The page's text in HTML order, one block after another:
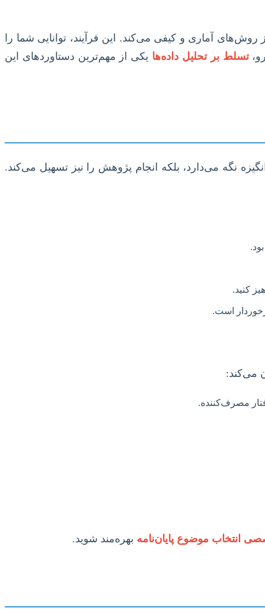
روش‌های آماری و کیفی می‌کند. این فرآیند، توانایی شما را
تسلط بر تحلیل داده‌ها یکی از مهم‌ترین دستاوردهای این
نگه می‌دارد، بلکه انجام پژوهش را نیز تسهیل می‌کند.
کنید.
است.
می‌کند:
انتخاب موضوع پایان‌نامه بهره‌مند شوید.